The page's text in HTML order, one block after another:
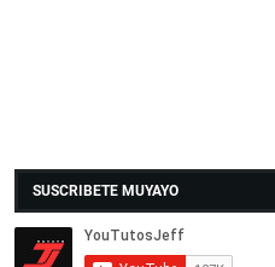
SUSCRIBETE MUYAYO